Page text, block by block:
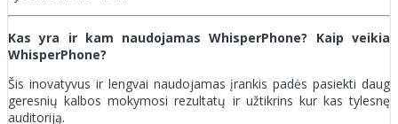
Kas yra ir kam naudojamas WhisperPhone? Kaip veikia
WhisperPhone?
Šis inovatyvus ir lengvai naudojamas įrankis padės pasiekti daug
geresnių kalbos mokymosi rezultatų ir užtikrins kur kas tylesnę
auditoriją.